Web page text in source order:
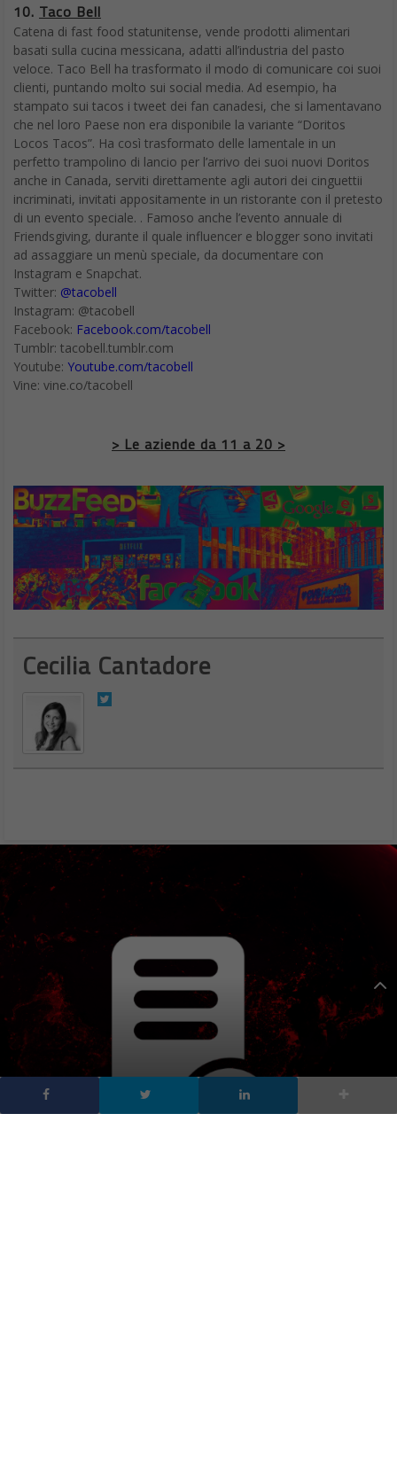
10. Taco Bell
Catena di fast food statunitense, vende prodotti alimentari
basati sulla cucina messicana, adatti all’industria del pasto
veloce. Taco Bell ha trasformato il modo di comunicare coi suoi
clienti, puntando molto sui social media. Ad esempio, ha
stampato sui tacos i tweet dei fan canadesi, che si lamentavano
che nel loro Paese non era disponibile la variante “Doritos
Locos Tacos”. Ha così trasformato delle lamentale in un
perfetto trampolino di lancio per l’arrivo dei suoi nuovi Doritos
anche in Canada, serviti direttamente agli autori dei cinguettii
incriminati, invitati appositamente in un ristorante con il pretesto
di un evento speciale. . Famoso anche l’evento annuale di
Friendsgiving, durante il quale influencer e blogger sono invitati
ad assaggiare un menù speciale, da documentare con
Instagram e Snapchat.
Twitter: @tacobell
Instagram: @tacobell
Facebook: Facebook.com/tacobell
Tumblr: tacobell.tumblr.com
Youtube: Youtube.com/tacobell
Vine: vine.co/tacobell
> Le aziende da 11 a 20 >
Cecilia Cantadore